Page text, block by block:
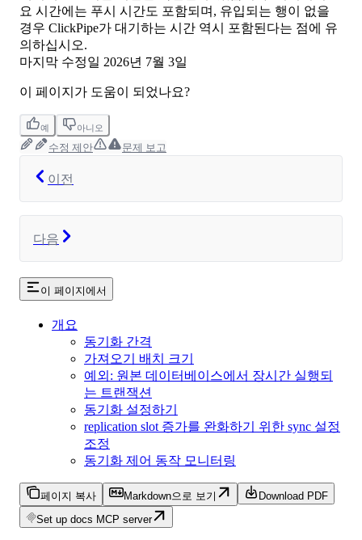
요 시간에는 푸시 시간도 포함되며, 유입되는 행이 없을
경우 ClickPipe가 대기하는 시간 역시 포함된다는 점에 유
의하십시오.
마지막 수정일 2026년 7월 3일
이 페이지가 도움이 되었나요?
예 아니오
수정 제안 문제 보고
이전
다음
이 페이지에서
개요
동기화 간격
가져오기 배치 크기
예외: 원본 데이터베이스에서 장시간 실행되
는 트랜잭션
동기화 설정하기
replication slot 증가를 완화하기 위한 sync 설정
조정
동기화 제어 동작 모니터링
페이지 복사 Markdown으로 보기
Download PDF
Set up docs MCP server